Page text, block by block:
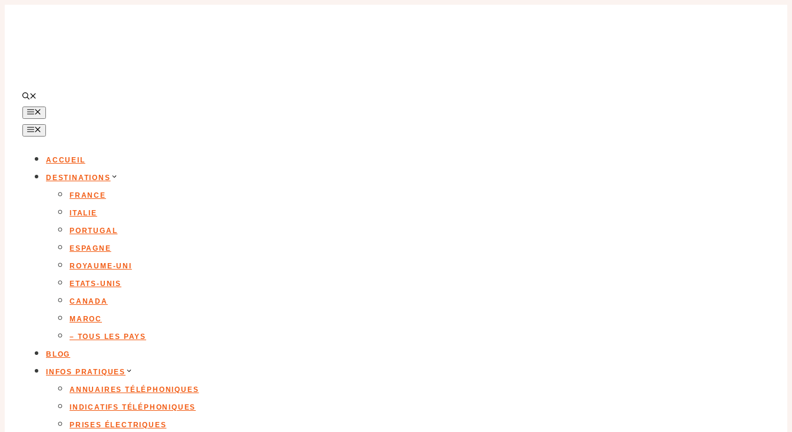
ACCUEIL
DESTINATIONS
FRANCE
ITALIE
PORTUGAL
ESPAGNE
ROYAUME-UNI
ETATS-UNIS
CANADA
MAROC
– TOUS LES PAYS
BLOG
INFOS PRATIQUES
ANNUAIRES TÉLÉPHONIQUES
INDICATIFS TÉLÉPHONIQUES
PRISES ÉLECTRIQUES